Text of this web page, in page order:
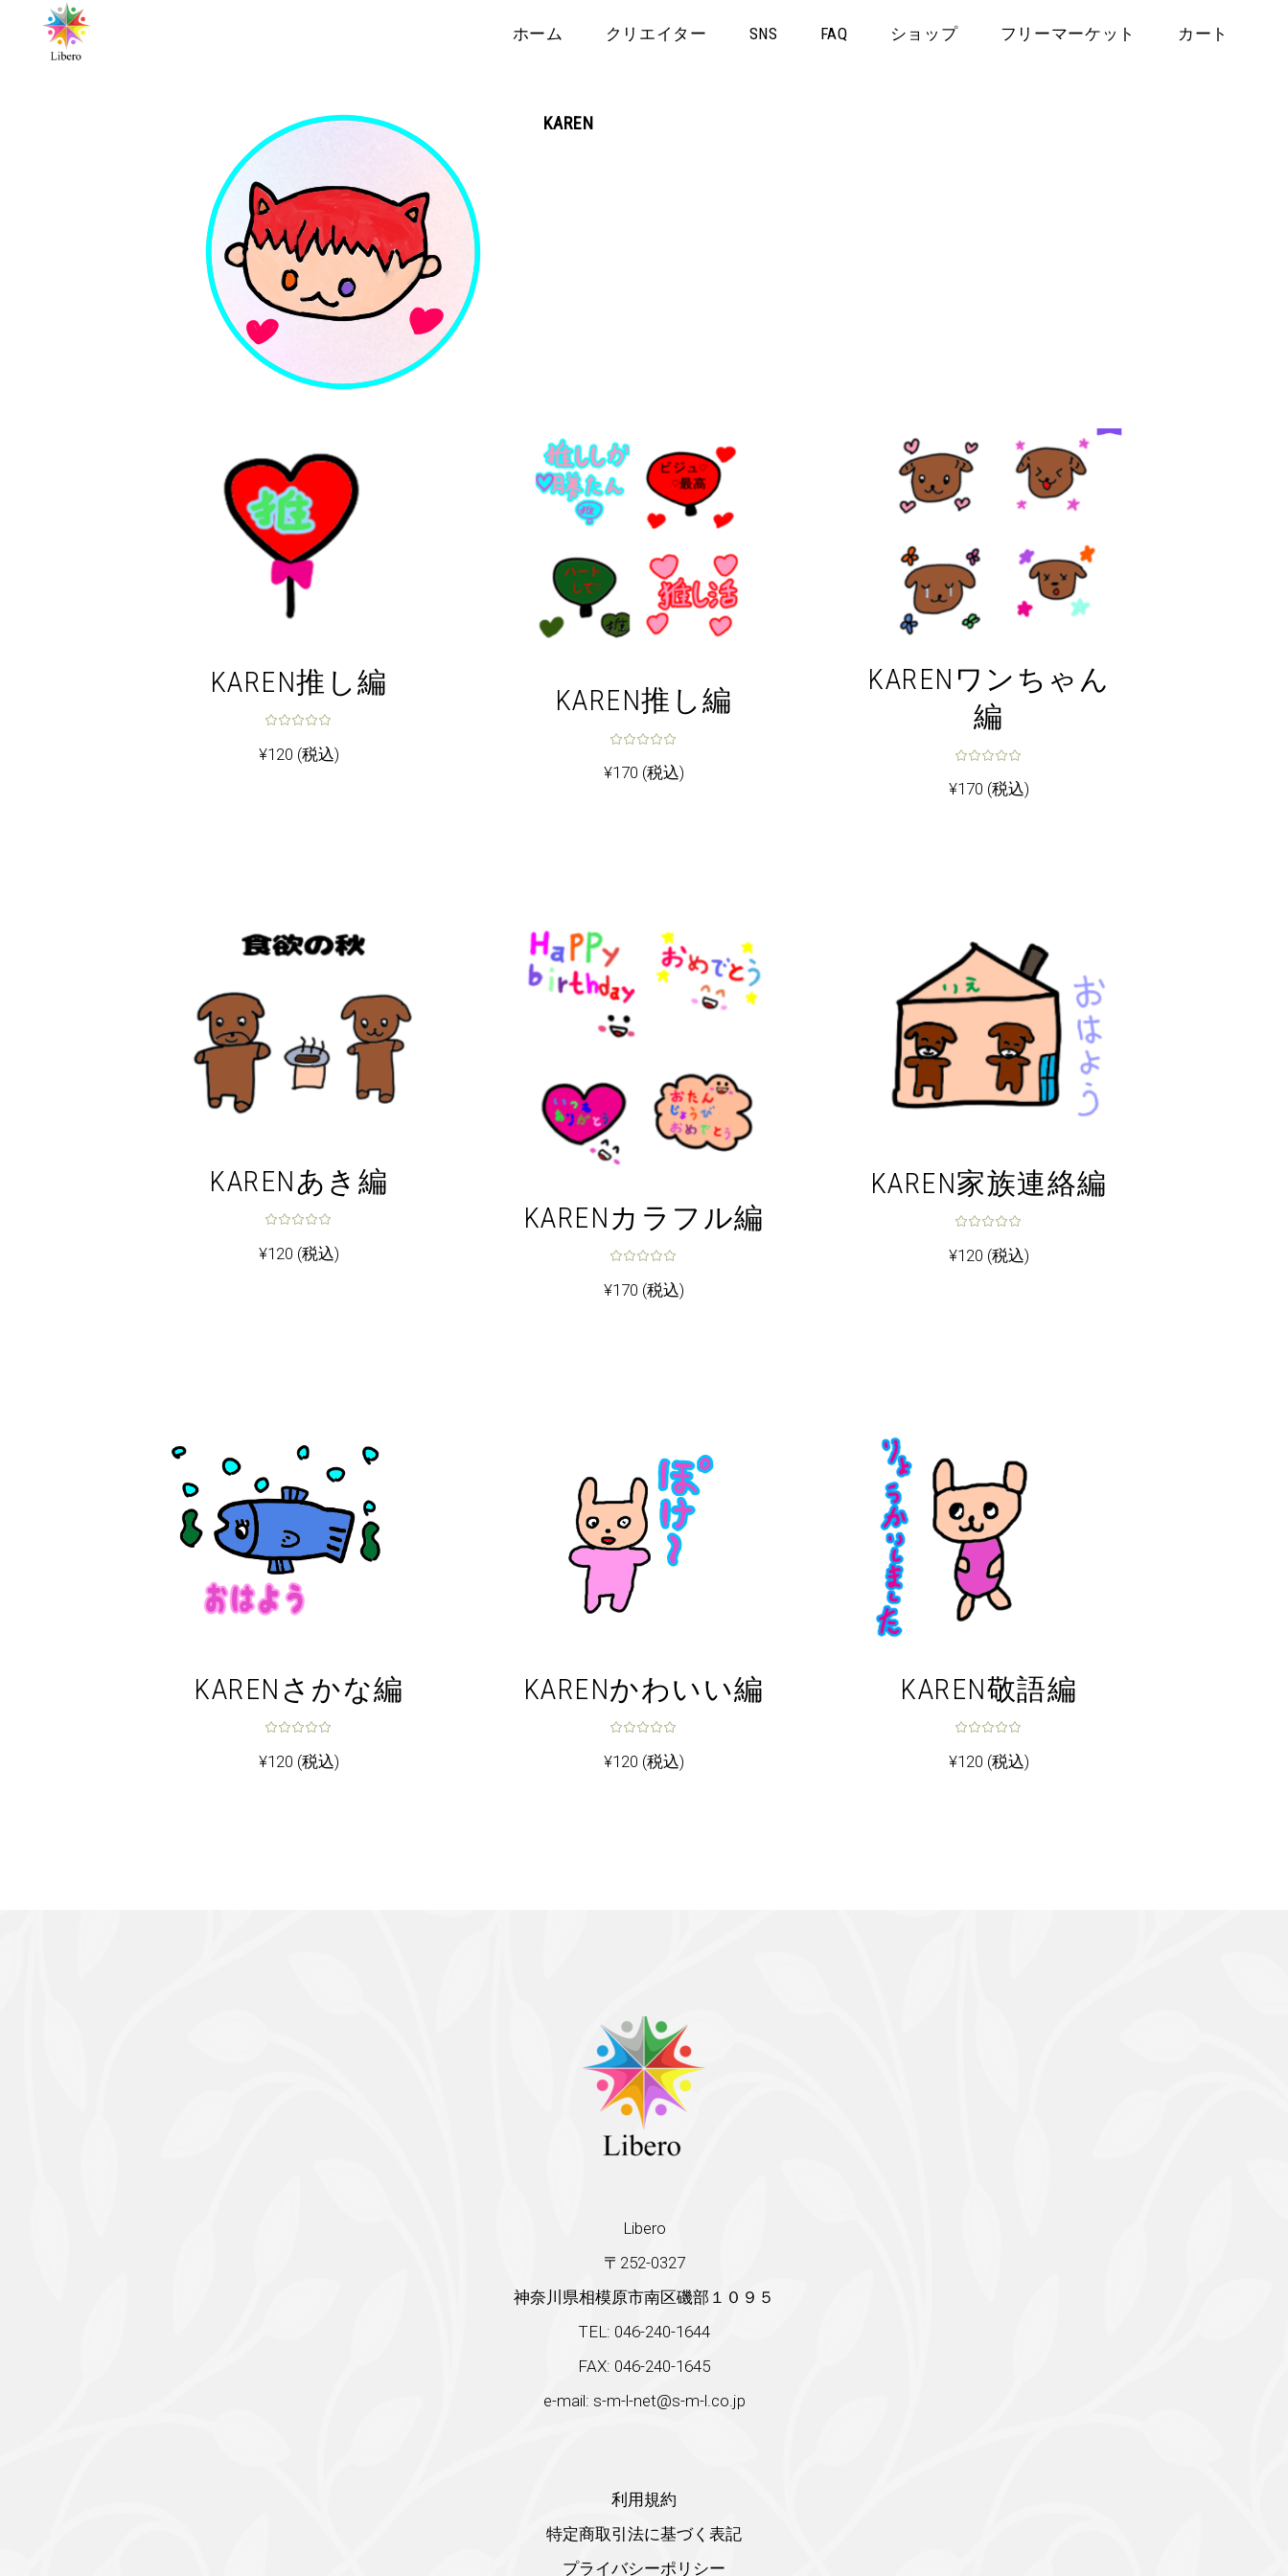
ホーム クリエイター SNS FAQ ショップ フリーマーケット カート
KAREN
KAREN推し編
¥120 (税込)
KAREN推し編
¥170 (税込)
KARENワンちゃん
編
¥170 (税込)
KARENあき編
¥120 (税込)
KARENカラフル編
¥170 (税込)
KAREN家族連絡編
¥120 (税込)
KARENさかな編
¥120 (税込)
KARENかわいい編
¥120 (税込)
KAREN敬語編
¥120 (税込)
Libero
〒252-0327
神奈川県相模原市南区磯部１０９５
TEL: 046-240-1644
FAX: 046-240-1645
e-mail: s-m-l-net@s-m-l.co.jp
利用規約
特定商取引法に基づく表記
プライバシーポリシー